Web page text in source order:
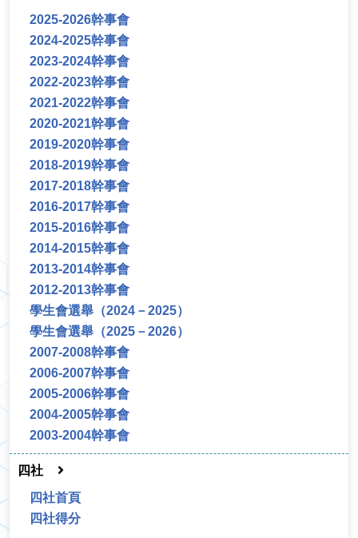
2025-2026幹事會
2024-2025幹事會
2023-2024幹事會
2022-2023幹事會
2021-2022幹事會
2020-2021幹事會
2019-2020幹事會
2018-2019幹事會
2017-2018幹事會
2016-2017幹事會
2015-2016幹事會
2014-2015幹事會
2013-2014幹事會
2012-2013幹事會
學生會選舉（2024－2025）
學生會選舉（2025－2026）
2007-2008幹事會
2006-2007幹事會
2005-2006幹事會
2004-2005幹事會
2003-2004幹事會
四社
四社首頁
四社得分